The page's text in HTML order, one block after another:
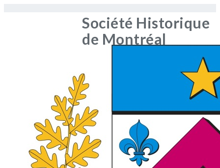
Société Historique
de Montréal